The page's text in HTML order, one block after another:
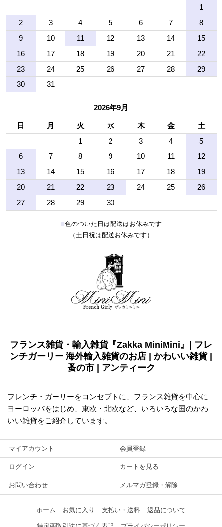
1
2
3 4 5 6 7
8
9
10 11 12 13 14
15
16
17 18 19 20 21
22
23
24 25 26 27 28
29
30
31
2026年9月
日 月 火 水 木 金
土
1
2 3 4
5
6
7 8 9 10 11
12
13
14 15 16 17 18
19
20
21 22 23 24 25
26
27
28 29 30
■色のついた日は配送はお休みです
（土日祝は配送お休みです）
フランス雑貨・輸入雑貨『Zakka MiniMini』| フレ
ンチガーリー 海外輸入雑貨のお店 | かわいい雑貨 |
蚤の市 | アンティーク
フレンチ・ガーリーをコンセプトに、フランス雑貨を中心に
ヨーロッパをはじめ、東欧・北欧など、いろいろな国のかわ
いい雑貨をご紹介しています。
マイアカウント 会員登録
ログイン カートを見る
お問い合わせ メルマガ登録・解除
ホーム お気に入り 支払い・送料 返品について